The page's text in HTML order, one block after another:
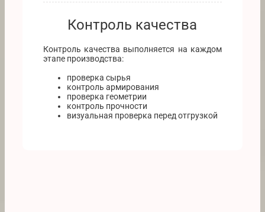
Контроль качества
Контроль качества выполняется на каждом
этапе производства:
проверка сырья
контроль армирования
проверка геометрии
контроль прочности
визуальная проверка перед отгрузкой